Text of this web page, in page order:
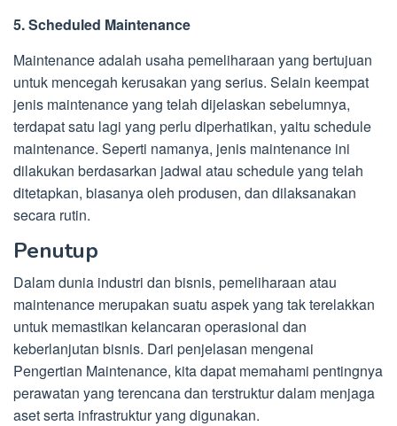
5. Scheduled Maintenance
Maintenance adalah usaha pemeliharaan yang bertujuan
untuk mencegah kerusakan yang serius. Selain keempat
jenis maintenance yang telah dijelaskan sebelumnya,
terdapat satu lagi yang perlu diperhatikan, yaitu schedule
maintenance. Seperti namanya, jenis maintenance ini
dilakukan berdasarkan jadwal atau schedule yang telah
ditetapkan, biasanya oleh produsen, dan dilaksanakan
secara rutin.
Penutup
Dalam dunia industri dan bisnis, pemeliharaan atau
maintenance merupakan suatu aspek yang tak terelakkan
untuk memastikan kelancaran operasional dan
keberlanjutan bisnis. Dari penjelasan mengenai
Pengertian Maintenance, kita dapat memahami pentingnya
perawatan yang terencana dan terstruktur dalam menjaga
aset serta infrastruktur yang digunakan.